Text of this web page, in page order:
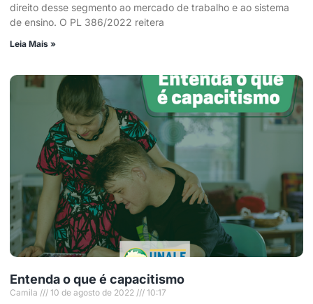
direito desse segmento ao mercado de trabalho e ao sistema
de ensino. O PL 386/2022 reitera
Leia Mais »
Entenda o que é capacitismo
Camila 10 de agosto de 2022 10:17